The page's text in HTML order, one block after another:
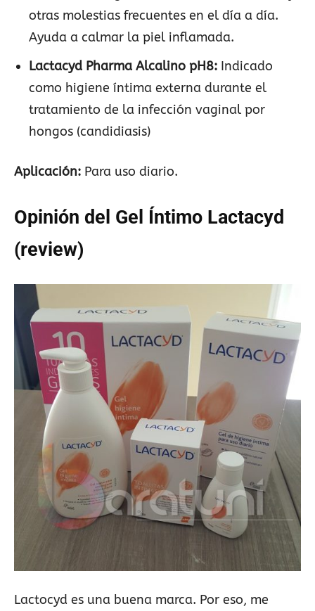
otras molestias frecuentes en el día a día.
Ayuda a calmar la piel inflamada.
Lactacyd Pharma Alcalino pH8: Indicado
como higiene íntima externa durante el
tratamiento de la infección vaginal por
hongos (candidiasis)
Aplicación: Para uso diario.
Opinión del Gel Íntimo Lactacyd
(review)
Lactocyd es una buena marca. Por eso, me